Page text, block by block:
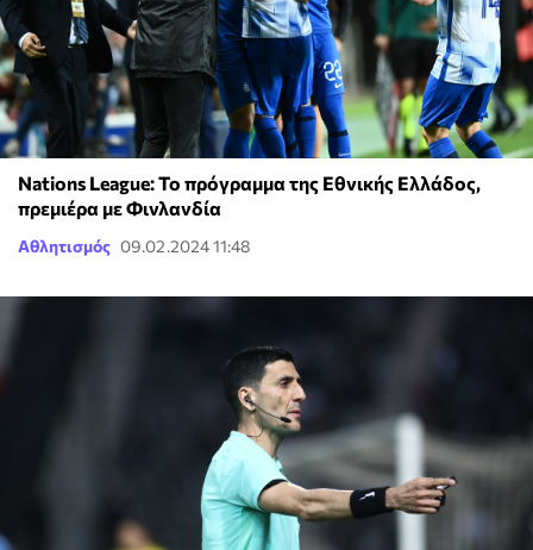
Nations League: Το πρόγραμμα της Εθνικής Ελλάδος,
πρεμιέρα με Φινλανδία
Αθλητισμός 09.02.2024 11:48